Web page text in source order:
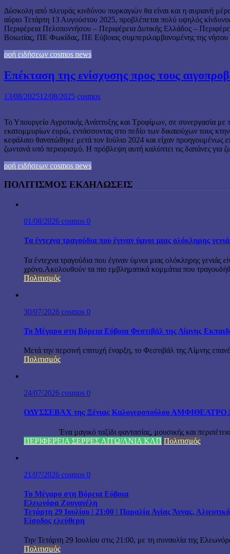
Δύσκολη από πλευράς κινδύνου πυρκαγιών θα είναι και η αυριανή
αύριο Τετάρτη 13 Αυγούστου 2025, προβλέπεται πολύ υψηλός
Περιφέρεια Πελοποννήσου – Περιφέρεια Δυτικής Ελλάδος –
Βοιωτίας, ΠΕ Φωκίδας, ΠΕ Εύβοιας συμπεριλαμβανομένης της
ροή ειδήσεων cosmos news
Επέκταση της ενίσχυσης προς τους
13/08/202512/08/2025 cosmos
Το Υπουργείο Αγροτικής Ανάπτυξης και Τροφίμων, σε συνεργασία
εκατομμυρίων ευρώ, εντάσσοντας στο πεδίο των δικαιούχων τους
κεφάλαιο θανατώθηκε μετά τον Ιούλιο 2024 και είχαν προηγουμένως
ζωντανά υπό περιορισμό. Η πρόβλεψη αυτή καλύπτει τις δαπάνες για
ροή ειδήσεων cosmos news
ΠΟΛΙΤΙΣΜΟΣ ΕΚΔΗΛΩΣΕΙΣ
01/08/2026 cosmos 0
Τα έντεχνα τραγούδια που έγιναν ύμνοι μιας ολόκληρης
Τα έντεχνα τραγούδια που έγιναν ύμνοι μιας ολόκληρης γενιάς
χρόνο.Ακολουθούν τα πιο εμβληματικά κομμάτια που
Πολιτισμός
30/07/2026 cosmos 0
Το Μέγαρο στη Βόρεια Εύβοια Φεστιβάλ της Λίμνης
Μετά την περσινή επιτυχή έναρξη, το Φεστιβάλ της Λίμνης
Πολιτισμός
24/07/2026 cosmos 0
ΟΔΥΣΣΕΒΑΧ της Ξένιας Καλογεροπούλου ΑΜΦΙΘΕΑΤΡΟ
Ένα μαγικό ταξίδι φαντασίας, μουσικής και
ΠΕΡΙΦΕΡΕΙΑ ΣΕΡΡΕΣ ΑΙΤΩ/ΛΝΙΑ ΚΛΠ Πολιτισμός
21/07/2026 cosmos 0
Το Μέγαρο στη Βόρεια Εύβοια
Ελεωνόρα Ζουγανέλη
Τετάρτη 29 Ιουλίου | 21:00 | Παραλία Αγίας Άννας,
Είσοδος ελεύθερη
Την Τετάρτη 29 Ιουλίου στις 21:00, με τη συναυλία της
Πολιτισμός